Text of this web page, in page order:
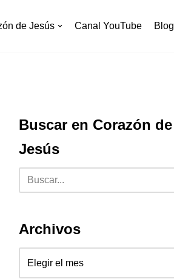
de Jesús Canal YouTube Blog
Buscar en Corazón de
Jesús
Archivos